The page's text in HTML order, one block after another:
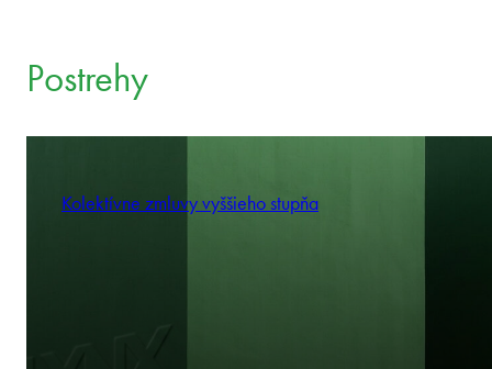
Postrehy
Kolektívne zmluvy vyššieho stupňa